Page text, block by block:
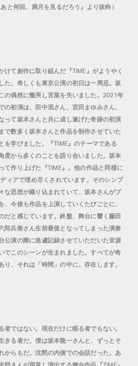
と何回、満月を見るだろう』より抜粋）
けて創作に取り組んだ『TIME』がようやく
た。奇しくも東京公演の初日は一周忌。坂
の偶然に慟哭し言葉を失いました。 2021 年
の初演は、田中泯さん、宮田まゆみさん、
って坂本さんと共に成し遂げた奇跡の初演
で数多く坂本さんと作品を制作させていた
を学びました。『TIME』のテーマである
度から多くのことを語り合いました。坂本
て作り上げた『TIME』。他の作品と同様に
ィアで埋め尽くされています。そのシンプ
な思想が織り込まれていて、坂本さんがプ
、今後も作品を上演していくたびごとに、
だと感じています。終盤、舞台に響く藤田
郎兵衛さん生前最後となってしまった演奏
公演の際に急遽記録させていただいた音源
でこのシーンが生まれました。すべてが奇
り、それは「時間」の中に、存在します。
者ではない。現在だけに眠る者でもない。
きる者だ。僕は坂本龍一さんと、ずっとそ
からもだ。沈黙の内側での会話だった。あ